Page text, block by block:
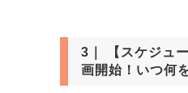
3｜ 【スケジュ
画開始！いつ何